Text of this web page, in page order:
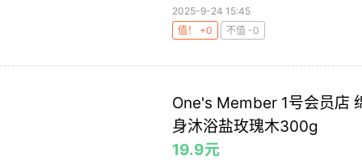
2025-9-24 15:45
值！ +0
不值 -0
One's Member 1号会员店
身沐浴盐玫瑰木300g
19.9元